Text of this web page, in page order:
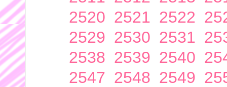
2520 2521 2522
2529 2530 2531
2538 2539 2540
2547 2548 2549